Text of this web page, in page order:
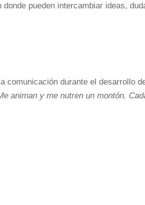
pueden intercambiar ideas,
comunicación durante el desarrollo
animan y me nutren un montón.